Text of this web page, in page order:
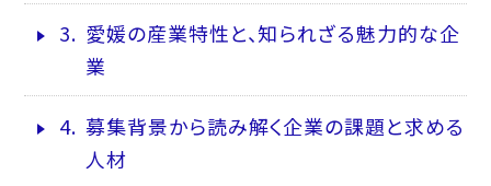
3. 愛媛の産業特性と、知られざる魅力的な企
業
4. 募集背景から読み解く企業の課題と求める
人材